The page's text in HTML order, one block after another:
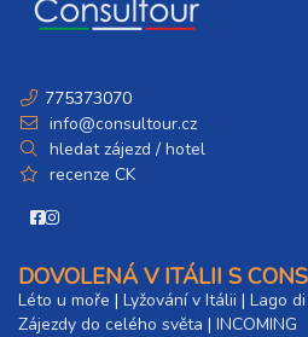
775373070
info@consultour.cz
hledat zájezd / hotel
recenze CK
DOVOLENÁ V ITÁLII S
Léto u moře | Lyžování v Itálii | Lago
Zájezdy do celého světa | INCOMING